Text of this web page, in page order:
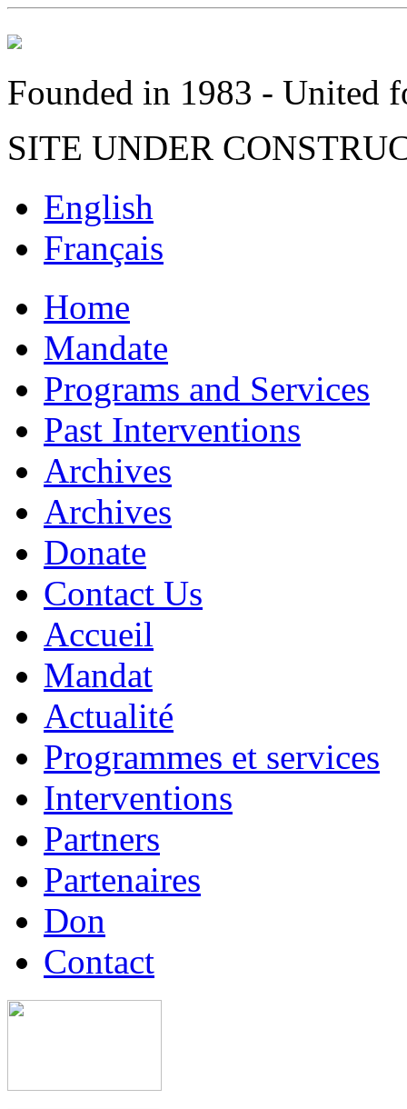
Founded in 1983 - United
SITE UNDER
English
Français
Home
Mandate
Programs and Services
Past Interventions
Archives
Archives
Donate
Contact Us
Accueil
Mandat
Actualité
Programmes et services
Interventions
Partners
Partenaires
Don
Contact